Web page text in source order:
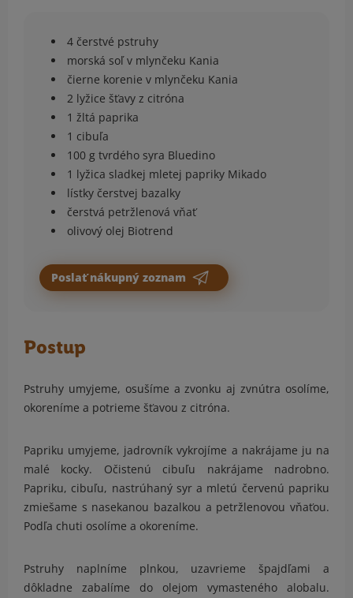
4 čerstvé pstruhy
morská soľ v mlynčeku Kania
čierne korenie v mlynčeku Kania
2 lyžice šťavy z citróna
1 žltá paprika
1 cibuľa
100 g tvrdého syra Bluedino
1 lyžica sladkej mletej papriky Mikado
lístky čerstvej bazalky
čerstvá petržlenová vňať
olivový olej Biotrend
Poslať nákupný zoznam
Postup
Pstruhy umyjeme, osušíme a zvonku aj zvnútra osolíme,
okoreníme a potrieme šťavou z citróna.
Papriku umyjeme, jadrovník vykrojíme a nakrájame ju na
malé kocky. Očistenú cibuľu nakrájame nadrobno.
Papriku, cibuľu, nastrúhaný syr a mletú červenú papriku
zmiešame s nasekanou bazalkou a petržlenovou vňaťou.
Podľa chuti osolíme a okoreníme.
Pstruhy naplníme plnkou, uzavrieme špajdľami a
dôkladne zabalíme do olejom vymasteného alobalu.